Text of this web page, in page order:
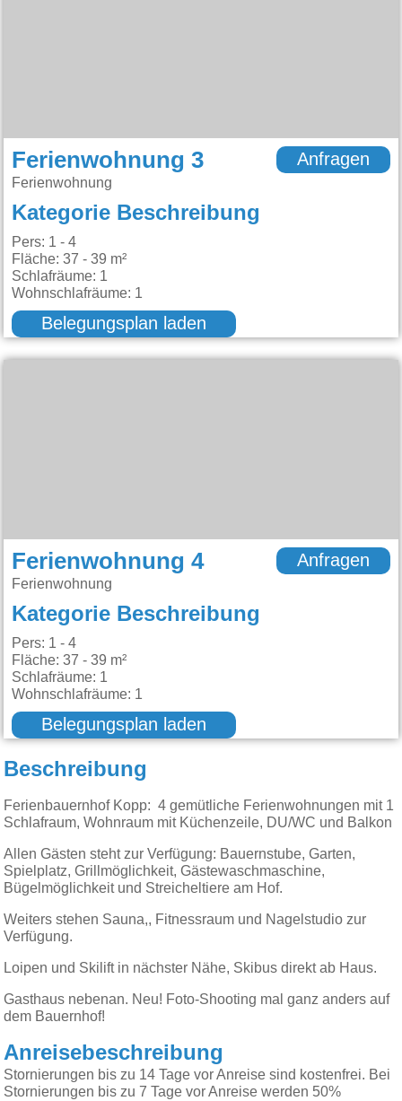
Ferienwohnung 3
Ferienwohnung
Anfragen
Kategorie Beschreibung
Pers: 1 - 4
Fläche: 37 - 39 m²
Schlafräume: 1
Wohnschlafräume: 1
Belegungsplan laden
Ferienwohnung 4
Ferienwohnung
Anfragen
Kategorie Beschreibung
Pers: 1 - 4
Fläche: 37 - 39 m²
Schlafräume: 1
Wohnschlafräume: 1
Belegungsplan laden
Beschreibung
Ferienbauernhof Kopp: 4 gemütliche Ferienwohnungen mit 1
Schlafraum, Wohnraum mit Küchenzeile, DU/WC und Balkon
Allen Gästen steht zur Verfügung: Bauernstube, Garten,
Spielplatz, Grillmöglichkeit, Gästewaschmaschine,
Bügelmöglichkeit und Streicheltiere am Hof.
Weiters stehen Sauna,, Fitnessraum und Nagelstudio zur
Verfügung.
Loipen und Skilift in nächster Nähe, Skibus direkt ab Haus.
Gasthaus nebenan. Neu! Foto-Shooting mal ganz anders auf
dem Bauernhof!
Anreisebeschreibung
Stornierungen bis zu 14 Tage vor Anreise sind kostenfrei. Bei
Stornierungen bis zu 7 Tage vor Anreise werden 50%